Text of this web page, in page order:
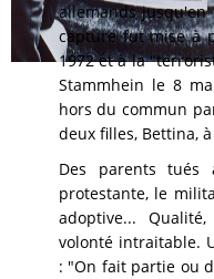
allemands jusqu'en
capture fut mise à
1972 et à la
Stammhein le 8
hors du commun
deux filles, Bettina,
Des parents tués
protestante, le
adoptive...
volonté intraitable.
: "On fait partie ou